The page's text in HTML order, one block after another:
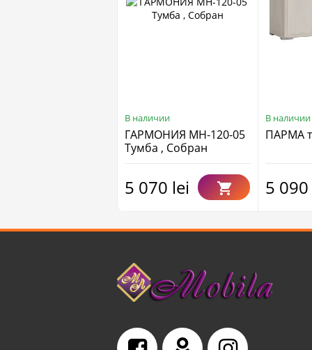
В наличии
ГАРМОНИЯ МН-120-05
Тумба , Собран
5 070 lei
В наличии
ПАРМА
5